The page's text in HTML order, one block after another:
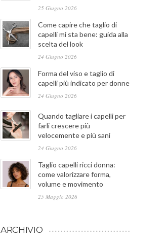
25 Giugno 2026
Come capire che taglio di
capelli mi sta bene: guida alla
scelta del look
24 Giugno 2026
Forma del viso e taglio di
capelli più indicato per donne
24 Giugno 2026
Quando tagliare i capelli per
farli crescere più
velocemente e più sani
24 Giugno 2026
Taglio capelli ricci donna:
come valorizzare forma,
volume e movimento
25 Maggio 2026
ARCHIVIO